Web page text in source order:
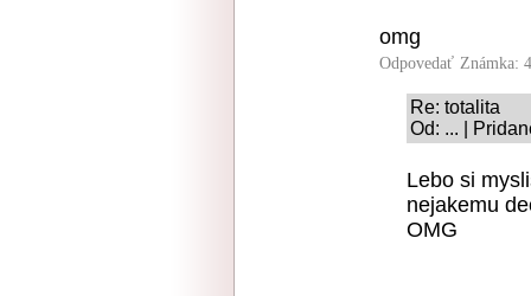
omg
Odpovedať Známka:
Re: totalita
Od: ... |
Lebo si
nejakemu
OMG